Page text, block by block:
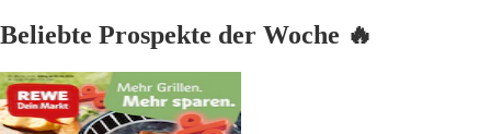
Beliebte Prospekte der Woche 🔥